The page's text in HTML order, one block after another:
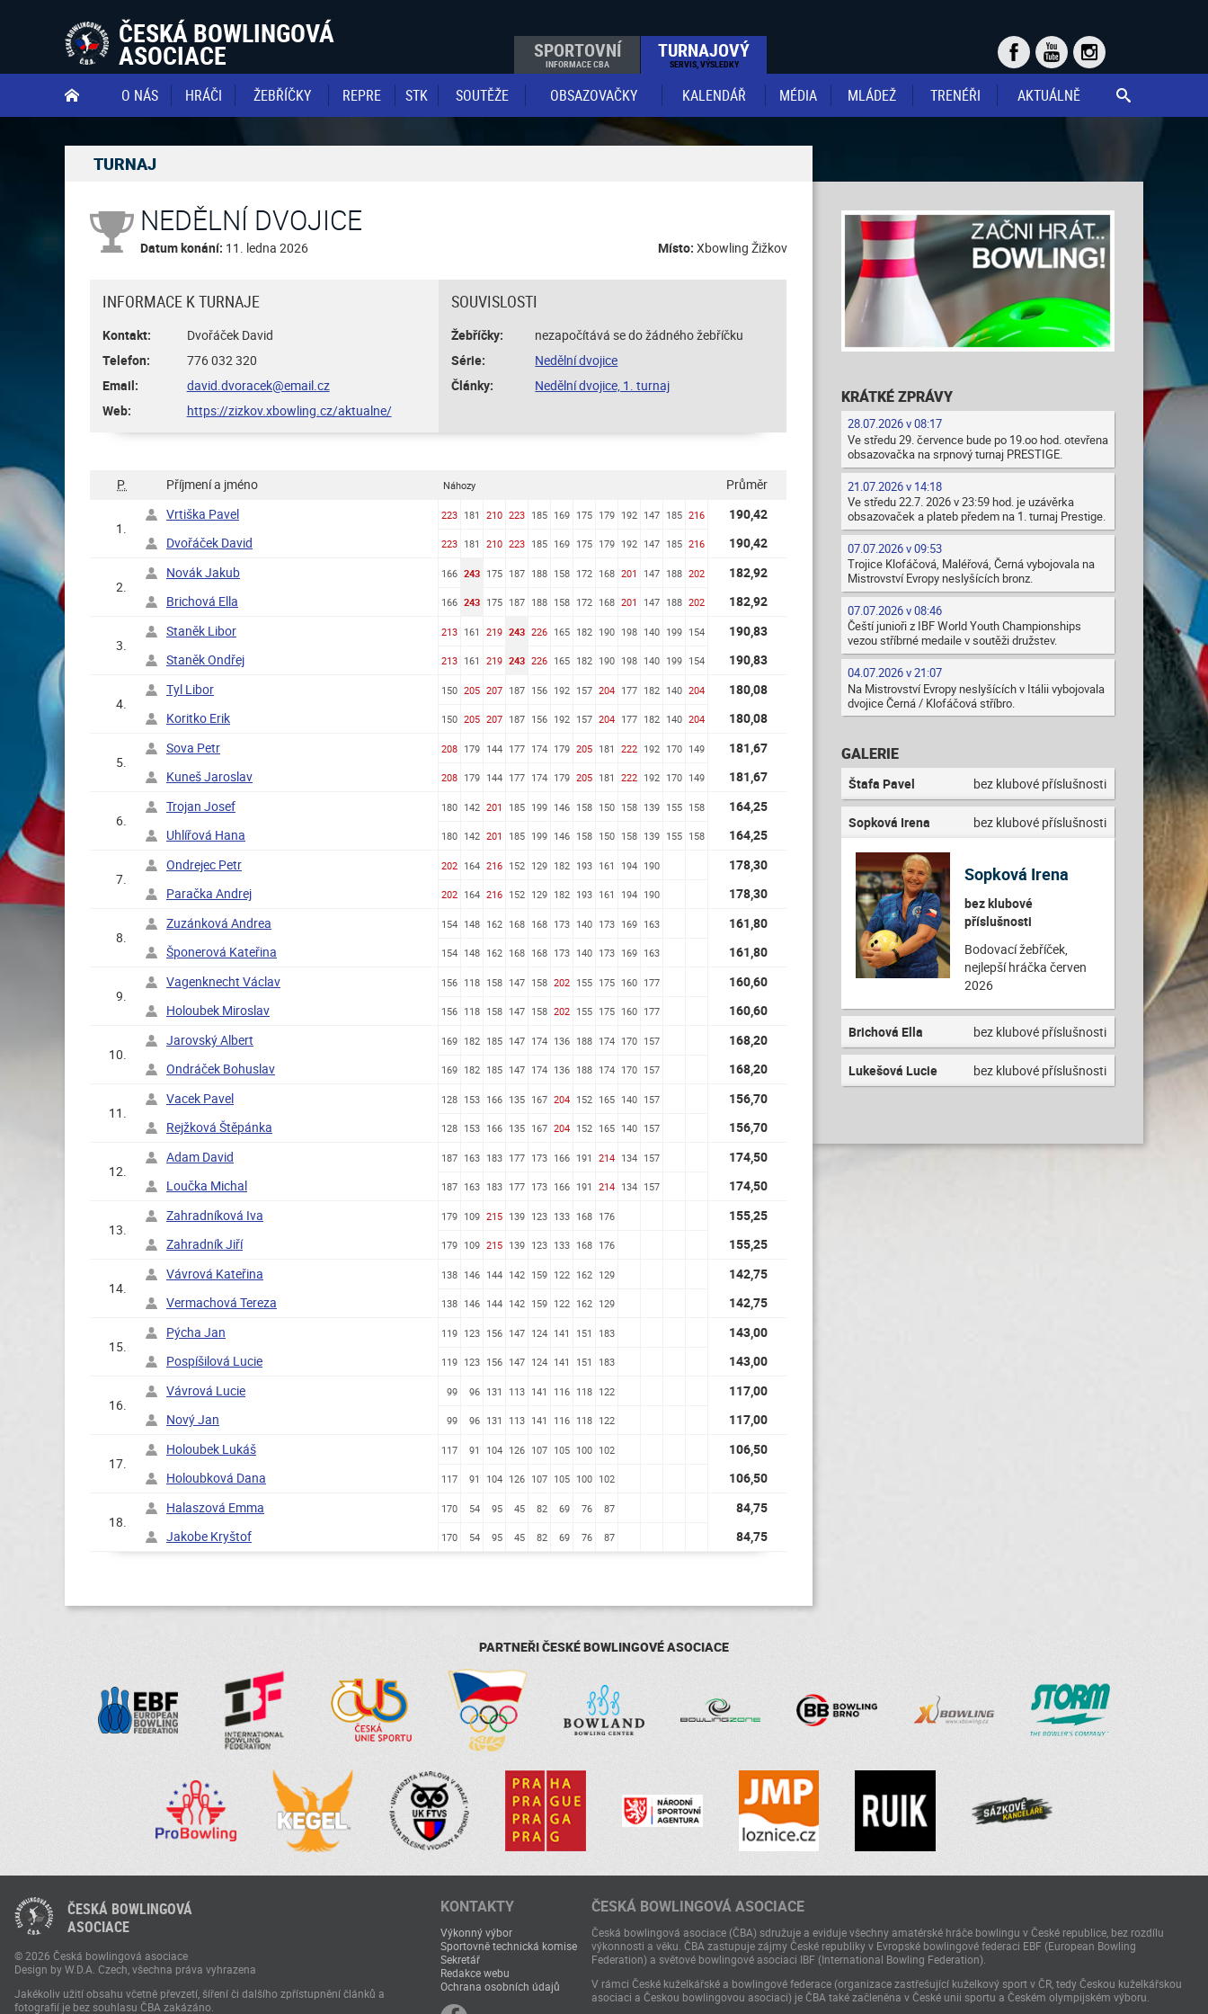
ČESKÁ BOWLINGOVÁ
ASOCIACE SPORTOVNÍ
INFORMACE CBA
TURNAJOVÝ
SERVIS, VÝSLEDKY

 O NÁS HRÁČI ŽEBŘÍČKY REPRE STK SOUTĚŽE OBSAZOVAČKY KALENDÁŘ MÉDIA MLÁDEŽ TRENÉŘI AKTUÁLNĚ
TURNAJ
NEDĚLNÍ DVOJICE
Datum konání: 11. ledna 2026 Místo: Xbowling Žižkov
INFORMACE K TURNAJE
Kontakt:
Dvořáček David
Telefon:
776 032 320
Email:
david.dvoracek@email.cz
Web:
https://zizkov.xbowling.cz/aktualne/
SOUVISLOSTI
Žebříčky:
nezapočítává se do žádného žebříčku
Série:
Nedělní dvojice
Články:
Nedělní dvojice, 1. turnaj
P. Příjmení a jméno Náhozy Průměr
1.
Vrtiška Pavel 223 181 210 223 185 169 175 179 192 147 185 216
190,42
Dvořáček David
223 181 210 223 185 169 175 179 192 147 185 216 190,42
2.
Novák Jakub 166 243 175 187 188 158 172 168 201 147 188 202
182,92
Brichová Ella
166 243 175 187 188 158 172 168 201 147 188 202 182,92
3.
Staněk Libor 213 161 219 243 226 165 182 190 198 140 199 154
190,83
Staněk Ondřej
213 161 219 243 226 165 182 190 198 140 199 154 190,83
4.
Tyl Libor 150 205 207 187 156 192 157 204 177 182 140 204
180,08
Koritko Erik
150 205 207 187 156 192 157 204 177 182 140 204 180,08
5.
Sova Petr 208 179 144 177 174 179 205 181 222 192 170 149
181,67
Kuneš Jaroslav
208 179 144 177 174 179 205 181 222 192 170 149 181,67
6.
Trojan Josef 180 142 201 185 199 146 158 150 158 139 155 158
164,25
Uhlířová Hana
180 142 201 185 199 146 158 150 158 139 155 158 164,25
7.
Ondrejec Petr 202 164 216 152 129 182 193 161 194 190
178,30
Paračka Andrej
202 164 216 152 129 182 193 161 194 190 178,30
8.
Zuzánková Andrea 154 148 162 168 168 173 140 173 169 163
161,80
Šponerová Kateřina
154 148 162 168 168 173 140 173 169 163 161,80
9.
Vagenknecht Václav 156 118 158 147 158 202 155 175 160 177
160,60
Holoubek Miroslav
156 118 158 147 158 202 155 175 160 177 160,60
10.
Jarovský Albert 169 182 185 147 174 136 188 174 170 157
168,20
Ondráček Bohuslav
169 182 185 147 174 136 188 174 170 157 168,20
11.
Vacek Pavel 128 153 166 135 167 204 152 165 140 157
156,70
Rejžková Štěpánka
128 153 166 135 167 204 152 165 140 157 156,70
12.
Adam David 187 163 183 177 173 166 191 214 134 157
174,50
Loučka Michal
187 163 183 177 173 166 191 214 134 157 174,50
13.
Zahradníková Iva 179 109 215 139 123 133 168 176
155,25
Zahradník Jiří
179 109 215 139 123 133 168 176 155,25
14.
Vávrová Kateřina 138 146 144 142 159 122 162 129
142,75
Vermachová Tereza
138 146 144 142 159 122 162 129 142,75
15.
Pýcha Jan 119 123 156 147 124 141 151 183
143,00
Pospíšilová Lucie
119 123 156 147 124 141 151 183 143,00
16.
Vávrová Lucie 99 96 131 113 141 116 118 122
117,00
Nový Jan
99 96 131 113 141 116 118 122 117,00
17.
Holoubek Lukáš 117 91 104 126 107 105 100 102
106,50
Holoubková Dana
117 91 104 126 107 105 100 102 106,50
18.
Halaszová Emma 170 54 95 45 82 69 76 87
84,75
Jakobe Kryštof
170 54 95 45 82 69 76 87 84,75
KRÁTKÉ ZPRÁVY
28.07.2026 v 08:17
Ve středu 29. července bude po 19.oo hod. otevřena
obsazovačka na srpnový turnaj PRESTIGE.
21.07.2026 v 14:18
Ve středu 22.7. 2026 v 23:59 hod. je uzávěrka
obsazovaček a plateb předem na 1. turnaj Prestige.
07.07.2026 v 09:53
Trojice Klofáčová, Maléřová, Černá vybojovala na
Mistrovství Evropy neslyšících bronz.
07.07.2026 v 08:46
Čeští junioři z IBF World Youth Championships
vezou stříbrné medaile v soutěži družstev.
04.07.2026 v 21:07
Na Mistrovství Evropy neslyšících v Itálii vybojovala
dvojice Černá / Klofáčová stříbro.
GALERIE
Štafa Pavel bez klubové příslušnosti
Sopková Irena bez klubové příslušnosti
Sopková Irena
bez klubové
příslušnosti
Bodovací žebříček,
nejlepší hráčka červen
2026
Brichová Ella bez klubové příslušnosti
Lukešová Lucie bez klubové příslušnosti
PARTNEŘI ČESKÉ BOWLINGOVÉ ASOCIACE
ČESKÁ BOWLINGOVÁ
ASOCIACE
© 2026 Česká bowlingová asociace
Design by W.D.A. Czech, všechna práva vyhrazena
Jakékoliv užití obsahu včetně převzetí, šíření či dalšího zpřístupnění článků a
fotografií je bez souhlasu ČBA zakázáno.
KONTAKTY
Výkonný výbor
Sportovně technická komise
Sekretář
Redakce webu
Ochrana osobních údajů
ČESKÁ BOWLINGOVÁ ASOCIACE
Česká bowlingová asociace (ČBA) sdružuje a eviduje všechny amatérské hráče bowlingu v České republice, bez rozdílu
výkonnosti a věku. ČBA zastupuje zájmy České republiky v Evropské bowlingové federaci EBF (European Bowling
Federation) a světové bowlingové asociaci IBF (International Bowling Federation).
V rámci České kuželkářské a bowlingové federace (organizace zastřešující kuželkový sport v ČR, tedy Českou kuželkářskou
asociaci a Českou bowlingovou asociaci) je ČBA také začleněna v České unii sportu a Českém olympijském výboru.